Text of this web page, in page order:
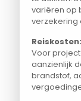
variëren op
verzekering
Reiskosten:
Voor
aanzienlijk
brandstof,